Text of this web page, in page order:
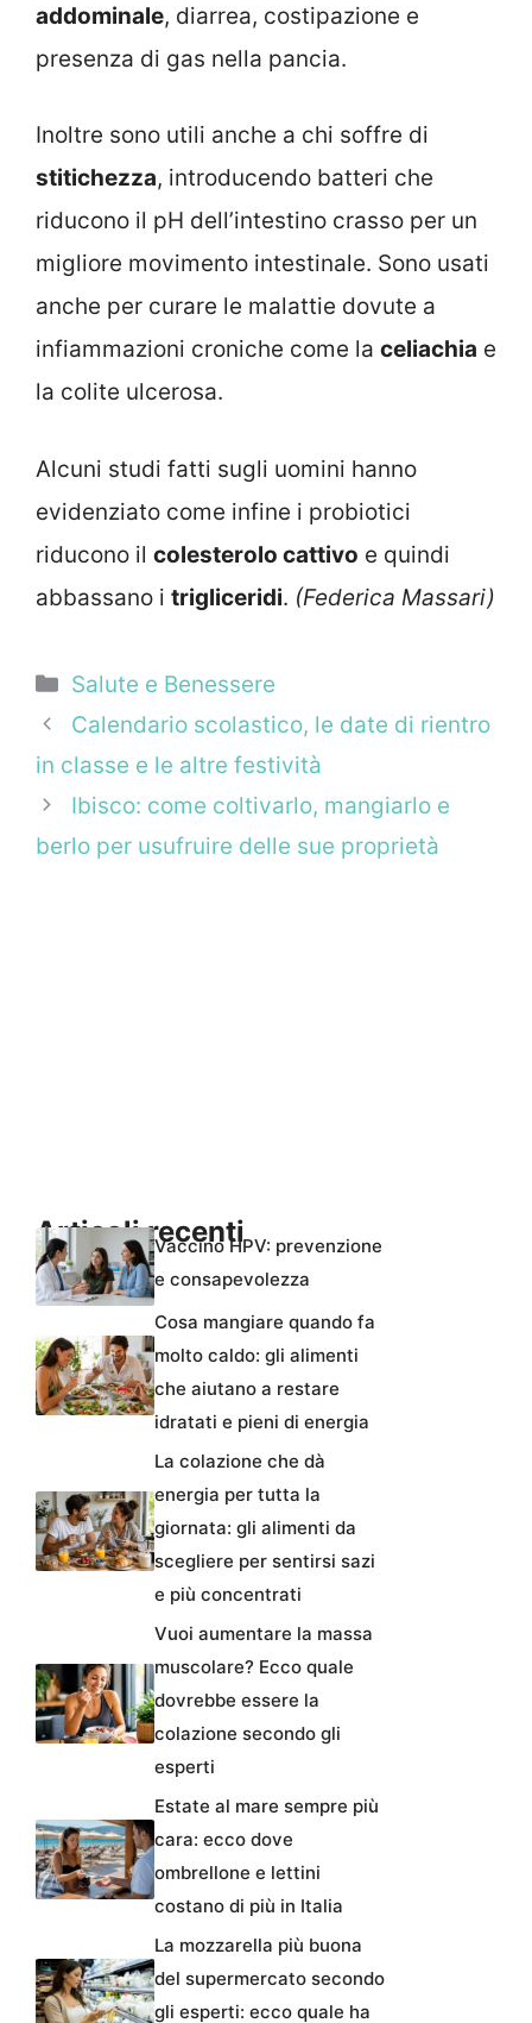
addominale, diarrea, costipazione e
presenza di gas nella pancia.
Inoltre sono utili anche a chi soffre di
stitichezza, introducendo batteri che
riducono il pH dell’intestino crasso per un
migliore movimento intestinale. Sono usati
anche per curare le malattie dovute a
infiammazioni croniche come la celiachia e
la colite ulcerosa.
Alcuni studi fatti sugli uomini hanno
evidenziato come infine i probiotici
riducono il colesterolo cattivo e quindi
abbassano i trigliceridi. (Federica Massari)
Categorie
Salute e Benessere
Calendario scolastico, le date di rientro
in classe e le altre festività
Ibisco: come coltivarlo, mangiarlo e
berlo per usufruire delle sue proprietà
Articoli recentiVaccino HPV: prevenzione
e consapevolezza
Cosa mangiare quando fa
molto caldo: gli alimenti
che aiutano a restare
idratati e pieni di energia
La colazione che dà
energia per tutta la
giornata: gli alimenti da
scegliere per sentirsi sazi
e più concentrati
Vuoi aumentare la massa
muscolare? Ecco quale
dovrebbe essere la
colazione secondo gli
esperti
Estate al mare sempre più
cara: ecco dove
ombrellone e lettini
costano di più in Italia
La mozzarella più buona
del supermercato secondo
gli esperti: ecco quale ha